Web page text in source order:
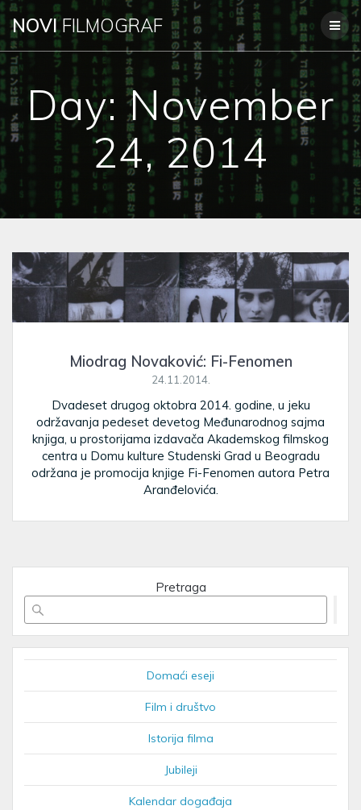
Skip
to
content
NOVIFILMOGRAF
Day:November
24, 2014
Miodrag Novaković: Fi-Fenomen
24.11.2014.
Dvadeset drugog oktobra 2014. godine, u jeku
održavanja pedeset devetog Međunarodnog sajma
knjiga, u prostorijama izdavača Akademskog filmskog
centra u Domu kulture Studenski Grad u Beogradu
održana je promocija knjige Fi-Fenomen autora Petra
Aranđelovića.
Pretraga
Domaći eseji
Film i društvo
Istorija filma
Jubileji
Kalendar događaja